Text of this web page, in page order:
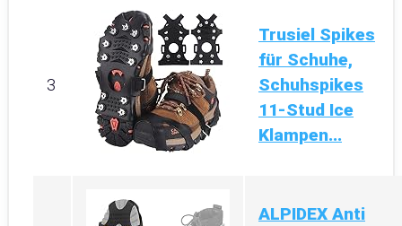
3
Trusiel Spikes
für Schuhe,
Schuhspikes
11-Stud Ice
Klampen...
ALPIDEX Anti